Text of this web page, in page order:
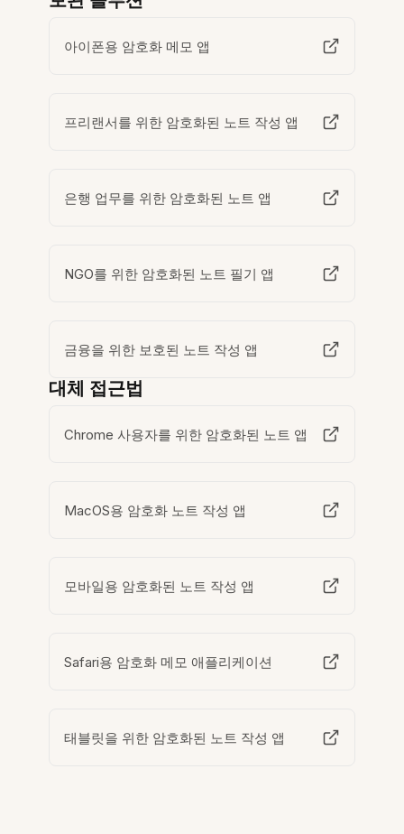
아이폰용 암호화 메모 앱
프리랜서를 위한 암호화된 노트 작성 앱
은행 업무를 위한 암호화된 노트 앱
NGO를 위한 암호화된 노트 필기 앱
금융을 위한 보호된 노트 작성 앱
대체 접근법
Chrome 사용자를 위한 암호화된 노트 앱
MacOS용 암호화 노트 작성 앱
모바일용 암호화된 노트 작성 앱
Safari용 암호화 메모 애플리케이션
태블릿을 위한 암호화된 노트 작성 앱